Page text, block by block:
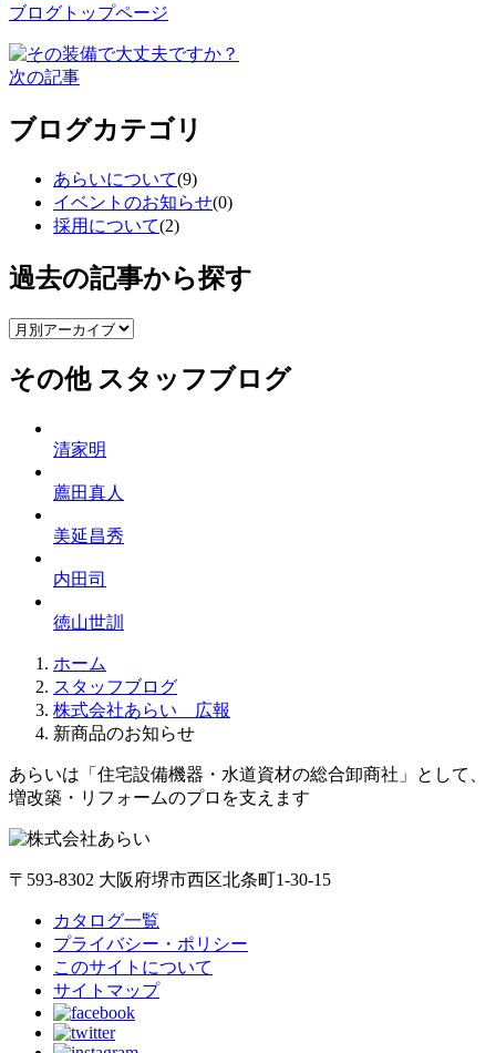
ブログトップページ
次の記事
ブログカテゴリ
あらいについて(9)
イベントのお知らせ(0)
採用について(2)
過去の記事から探す
その他 スタッフブログ
清家明
薦田真人
美延昌秀
内田司
徳山世訓
ホーム
スタッフブログ
株式会社あらい 広報
新商品のお知らせ
あらいは「住宅設備機器・水道資材の総合卸商社」として、
増改築・リフォームのプロを支えます
〒593-8302 大阪府堺市西区北条町1-30-15
カタログ一覧
プライバシー・ポリシー
このサイトについて
サイトマップ